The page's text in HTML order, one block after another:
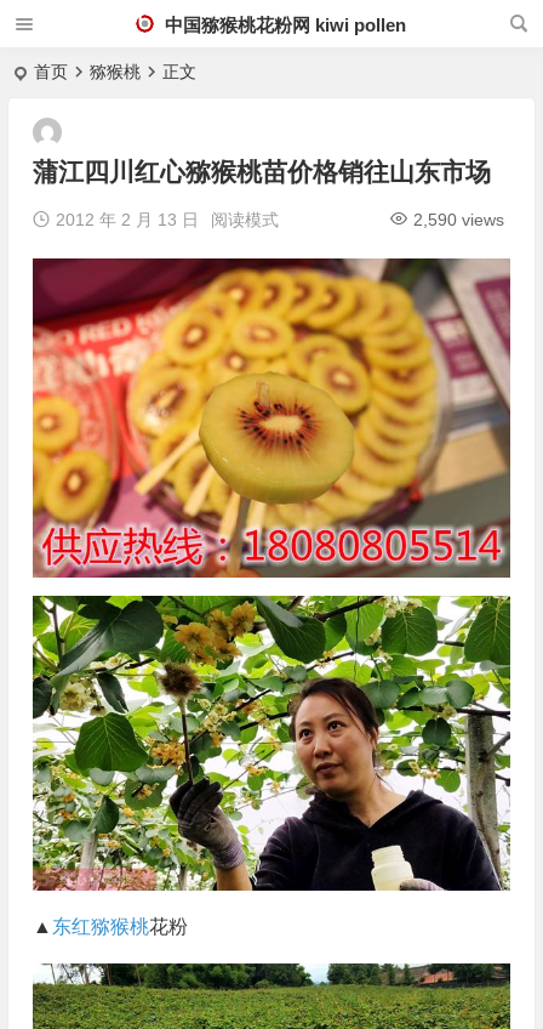
中国猕猴桃花粉网 kiwi pollen
首页 猕猴桃 正文
蒲江四川红心猕猴桃苗价格销往山东市场
2012 年 2 月 13 日 2,590 views
阅读模式
▲ 东红猕猴桃花粉